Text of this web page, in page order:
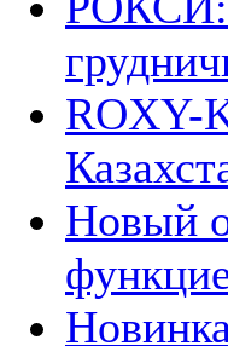
ROXY-
Новый